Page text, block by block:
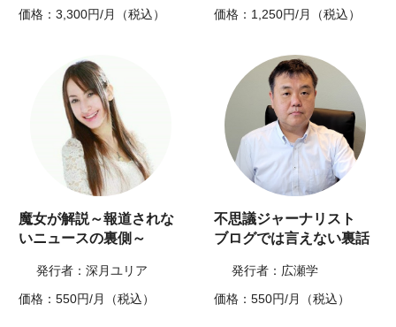
価格：3,300円/月（税込）
価格：1,250円/月（税込）
魔女が解説～報道されな
いニュースの裏側～
発行者：深月ユリア
価格：550円/月（税込）
不思議ジャーナリスト
ブログでは言えない裏話
発行者：広瀬学
価格：550円/月（税込）